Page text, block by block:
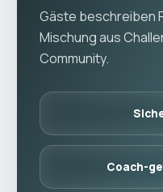
Gäste beschreiben
Mischung aus
Community.
Coach-